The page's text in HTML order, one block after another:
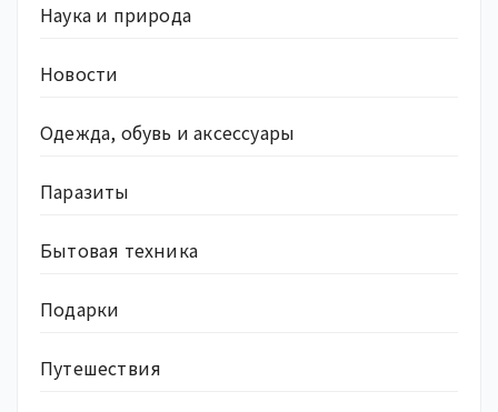
Наука и природа
Новости
Одежда, обувь и аксессуары
Паразиты
Бытовая техника
Подарки
Путешествия